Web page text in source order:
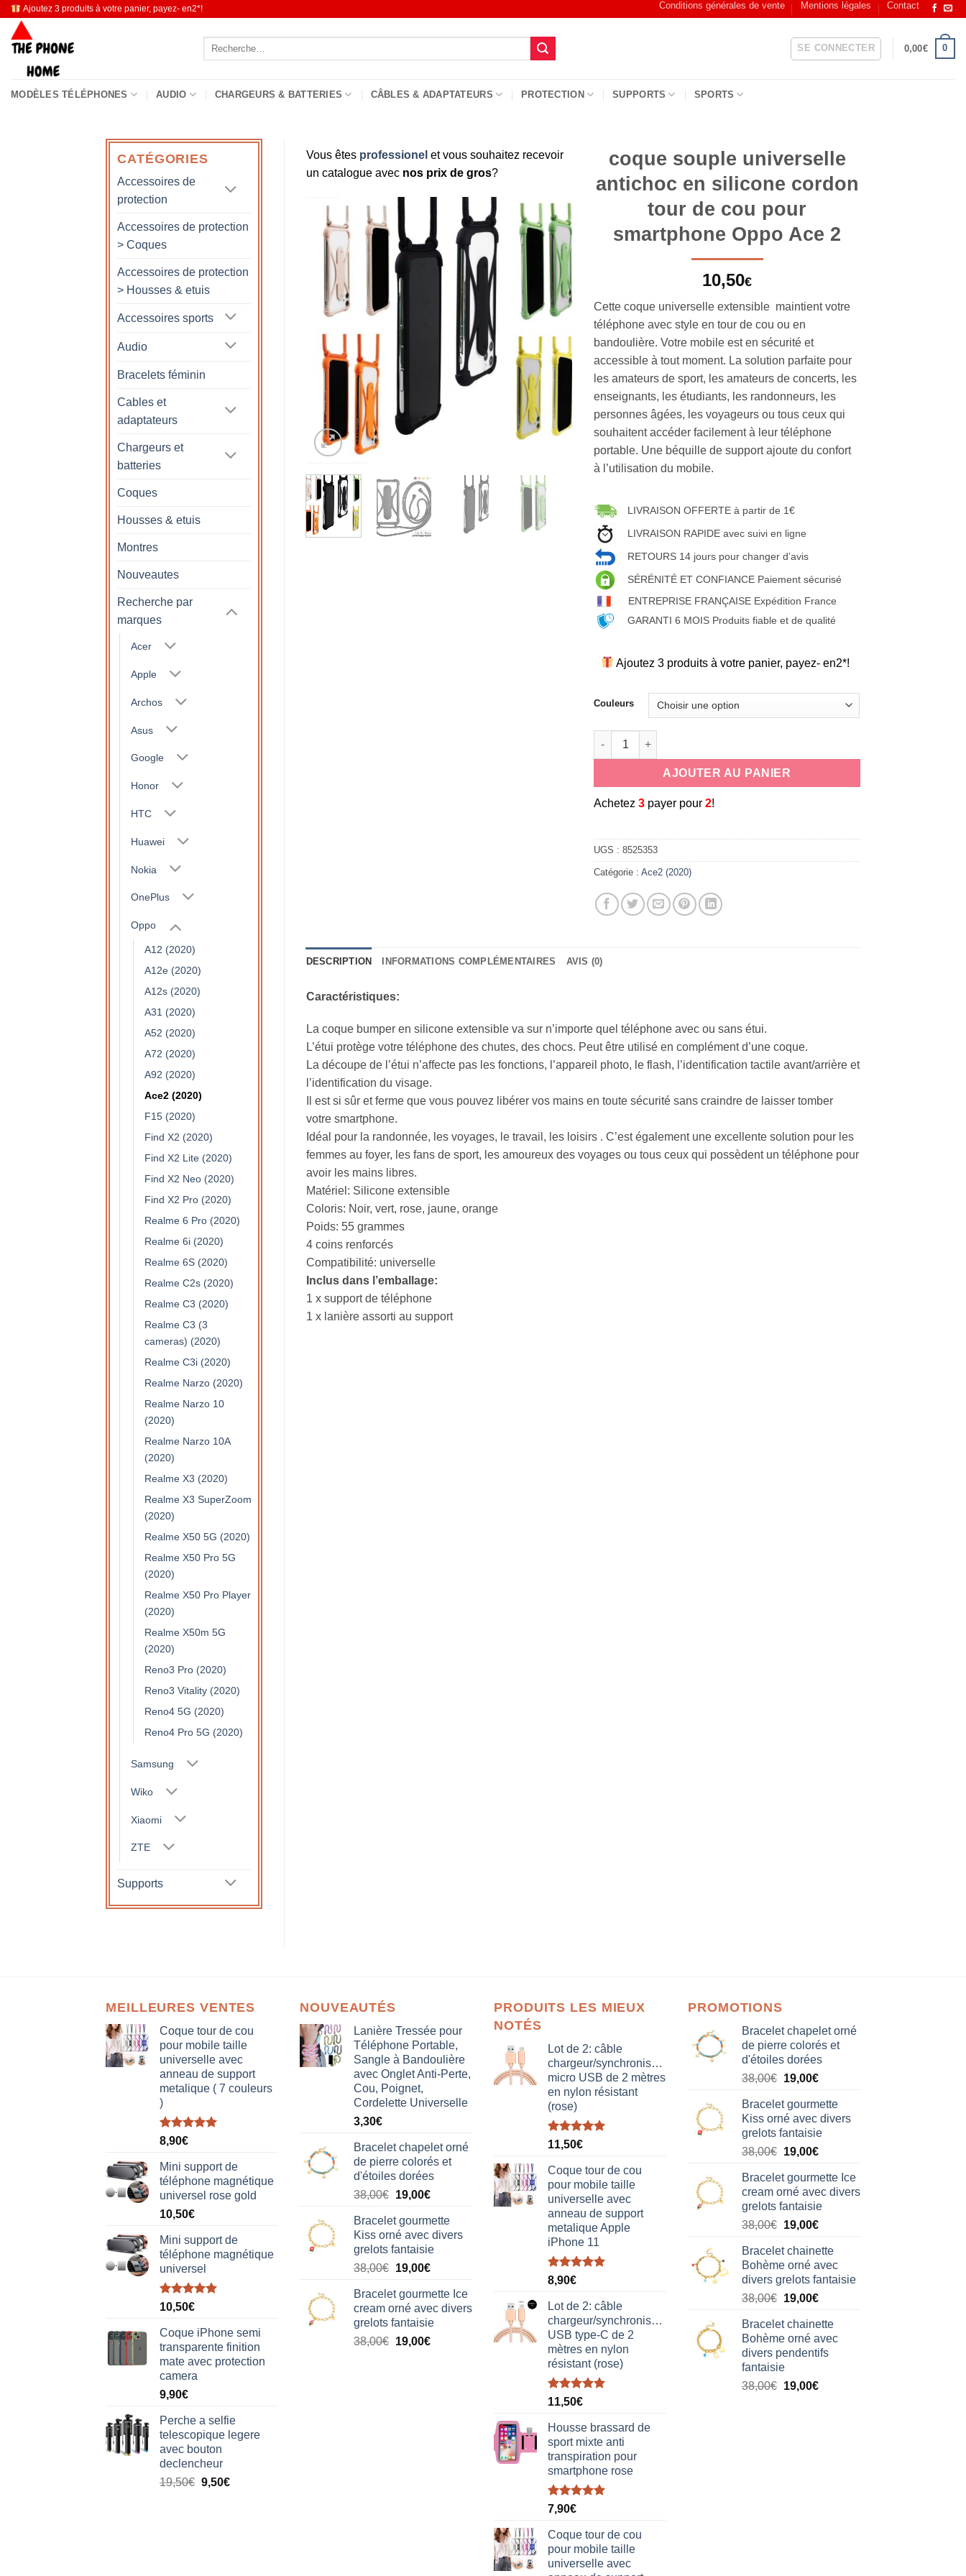
Passer
contenu
Ajoutez 3 produits à votre panier, payez- en2*! Conditions générales de vente Mentions légales Contact
Recherche
SE CONNECTER 0,00€ 0
MODÈLES TÉLÉPHONES AUDIO CHARGEURS & BATTERIES CÂBLES & ADAPTATEURS PROTECTION SUPPORTS SPORTS
CATÉGORIES
Accessoires de
protection
Accessoires de protection
> Coques
Accessoires de protection
> Housses & etuis
Accessoires sports
Audio
Bracelets féminin
Cables et
adaptateurs
Chargeurs et
batteries
Coques
Housses & etuis
Montres
Nouveautes
Recherche par
marques
Acer
Apple
Archos
Asus
Google
Honor
HTC
Huawei
Nokia
OnePlus
Oppo
A12 (2020)
A12e (2020)
A12s (2020)
A31 (2020)
A52 (2020)
A72 (2020)
A92 (2020)
Ace2 (2020)
F15 (2020)
Find X2 (2020)
Find X2 Lite (2020)
Find X2 Neo (2020)
Find X2 Pro (2020)
Realme 6 Pro (2020)
Realme 6i (2020)
Realme 6S (2020)
Realme C2s (2020)
Realme C3 (2020)
Realme C3 (3
cameras) (2020)
Realme C3i (2020)
Realme Narzo (2020)
Realme Narzo 10
(2020)
Realme Narzo 10A
(2020)
Realme X3 (2020)
Realme X3 SuperZoom
(2020)
Realme X50 5G (2020)
Realme X50 Pro 5G
(2020)
Realme X50 Pro Player
(2020)
Realme X50m 5G
(2020)
Reno3 Pro (2020)
Reno3 Vitality (2020)
Reno4 5G (2020)
Reno4 Pro 5G (2020)
Samsung
Wiko
Xiaomi
ZTE
Supports
Vous êtes professionel et vous souhaitez recevoir
un catalogue avec nos prix de gros?
coque souple universelle
antichoc en silicone cordon
tour de cou pour
smartphone Oppo Ace 2
10,50€
Cette coque universelle extensible maintient votre
téléphone avec style en tour de cou ou en
bandoulière. Votre mobile est en sécurité et
accessible à tout moment. La solution parfaite pour
les amateurs de sport, les amateurs de concerts, les
enseignants, les étudiants, les randonneurs, les
personnes âgées, les voyageurs ou tous ceux qui
souhaitent accéder facilement à leur téléphone
portable. Une béquille de support ajoute du confort
à l’utilisation du mobile.
LIVRAISON OFFERTE à partir de 1€
LIVRAISON RAPIDE avec suivi en ligne
RETOURS 14 jours pour changer d’avis
SÉRÉNITÉ ET CONFIANCE Paiement sécurisé
ENTREPRISE FRANÇAISE Expédition France
GARANTI 6 MOIS Produits fiable et de qualité
Ajoutez 3 produits à votre panier, payez- en2*!
Couleurs
quantité de coque souple universelle antichoc en silicone cordon tour de
AJOUTER AU PANIER
Achetez3 payer pour2!
UGS :8525353
Catégorie :Ace2 (2020)
DESCRIPTION INFORMATIONS COMPLÉMENTAIRES AVIS (0)
Caractéristiques:
La coque bumper en silicone extensible va sur n’importe quel téléphone avec ou sans étui.
L’étui protège votre téléphone des chutes, des chocs. Peut être utilisé en complément d’une coque.
La découpe de l’étui n’affecte pas les fonctions, l’appareil photo, le flash, l’identification tactile avant/arrière et
l’identification du visage.
Il est si sûr et ferme que vous pouvez libérer vos mains en toute sécurité sans craindre de laisser tomber
votre smartphone.
Idéal pour la randonnée, les voyages, le travail, les loisirs . C’est également une excellente solution pour les
femmes au foyer, les fans de sport, les amoureux des voyages ou tous ceux qui possèdent un téléphone pour
avoir les mains libres.
Matériel: Silicone extensible
Coloris: Noir, vert, rose, jaune, orange
Poids: 55 grammes
4 coins renforcés
Compatibilité: universelle
Inclus dans l’emballage:
1 x support de téléphone
1 x lanière assorti au support
MEILLEURES VENTES
Coque tour de cou
pour mobile taille
universelle avec
anneau de support
metalique ( 7 couleurs
)
Note5.00
8,90€
Mini support de
téléphone magnétique
universel rose gold
10,50€
Mini support de
téléphone magnétique
universel
Note5.00
10,50€
Coque iPhone semi
transparente finition
mate avec protection
camera
9,90€
Perche a selfie
telescopique legere
avec bouton
declencheur
19,50€ 9,50€
NOUVEAUTÉS
Lanière Tressée pour
Téléphone Portable,
Sangle à Bandoulière
avec Onglet Anti-Perte,
Cou, Poignet,
Cordelette Universelle
3,30€
Bracelet chapelet orné
de pierre colorés et
d'étoiles dorées
38,00€ Le
initial
était :
38,00€.
19,00€Le
actuel
est :
19,00€.
Bracelet gourmette
Kiss orné avec divers
grelots fantaisie
38,00€ Le
initial
était :
38,00€.
19,00€Le
actuel
est :
19,00€.
Bracelet gourmette Ice
cream orné avec divers
grelots fantaisie
38,00€ Le
19,00€Le
PRODUITS LES MIEUX
NOTÉS
Lot de 2: câble
chargeur/synchronisation
micro USB de 2 mètres
en nylon résistant
(rose)
Note5.00
11,50€
Coque tour de cou
pour mobile taille
universelle avec
anneau de support
metalique Apple
iPhone 11
Note5.00
8,90€
Lot de 2: câble
chargeur/synchronisation
USB type-C de 2
mètres en nylon
résistant (rose)
Note5.00
11,50€
Housse brassard de
sport mixte anti
transpiration pour
smartphone rose
Note5.00
7,90€
Coque tour de cou
pour mobile taille
universelle avec
PROMOTIONS
Bracelet chapelet orné
de pierre colorés et
d'étoiles dorées
38,00€ Le
initial
était :
38,00€.
19,00€Le
actuel
est :
19,00€.
Bracelet gourmette
Kiss orné avec divers
grelots fantaisie
38,00€ Le
initial
était :
38,00€.
19,00€Le
actuel
est :
19,00€.
Bracelet gourmette Ice
cream orné avec divers
grelots fantaisie
38,00€ Le
initial
était :
38,00€.
19,00€Le
actuel
est :
19,00€.
Bracelet chainette
Bohème orné avec
divers grelots fantaisie
38,00€ Le
initial
était :
38,00€.
19,00€Le
actuel
est :
19,00€.
Bracelet chainette
Bohème orné avec
divers pendentifs
fantaisie
38,00€ Le
19,00€Le